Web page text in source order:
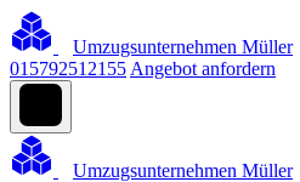
Umzugsunternehmen Müller
015792512155 Angebot anfordern
Umzugsunternehmen Müller